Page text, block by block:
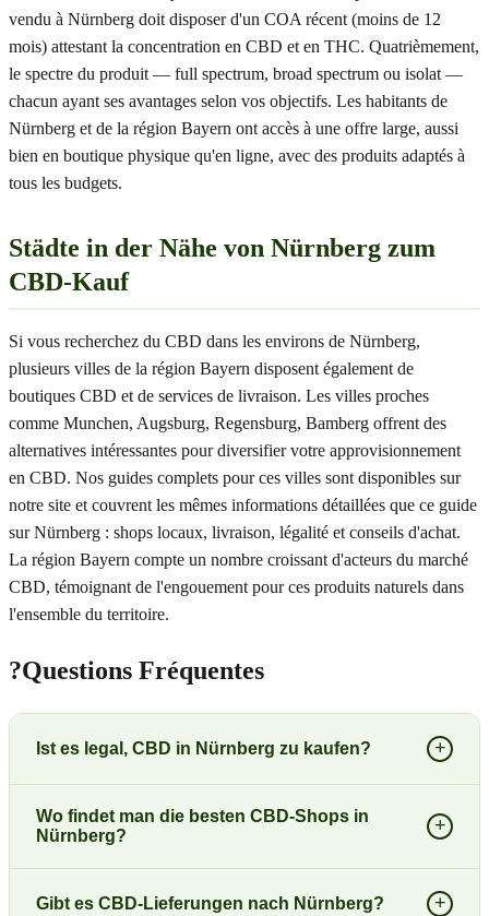
vendu à Nürnberg doit disposer d'un COA récent (moins de 12
mois) attestant la concentration en CBD et en THC. Quatrièmement,
le spectre du produit — full spectrum, broad spectrum ou isolat —
chacun ayant ses avantages selon vos objectifs. Les habitants de
Nürnberg et de la région Bayern ont accès à une offre large, aussi
bien en boutique physique qu'en ligne, avec des produits adaptés à
tous les budgets.
Städte in der Nähe von Nürnberg zum
CBD-Kauf
Si vous recherchez du CBD dans les environs de Nürnberg,
plusieurs villes de la région Bayern disposent également de
boutiques CBD et de services de livraison. Les villes proches
comme Munchen, Augsburg, Regensburg, Bamberg offrent des
alternatives intéressantes pour diversifier votre approvisionnement
en CBD. Nos guides complets pour ces villes sont disponibles sur
notre site et couvrent les mêmes informations détaillées que ce guide
sur Nürnberg : shops locaux, livraison, légalité et conseils d'achat.
La région Bayern compte un nombre croissant d'acteurs du marché
CBD, témoignant de l'engouement pour ces produits naturels dans
l'ensemble du territoire.
?Questions Fréquentes
Ist es legal, CBD in Nürnberg zu kaufen? +
Wo findet man die besten CBD-Shops in
Nürnberg?
+
Gibt es CBD-Lieferungen nach Nürnberg? +